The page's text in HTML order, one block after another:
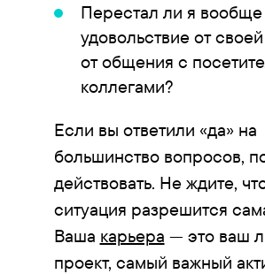
Перестал ли я вообще
удовольствие от
от общения с
коллегами?
Если вы ответили «да» на
большинство вопросов,
действовать. Не ждите,
ситуация разрешится
Ваша карьера — это ваш
проект, самый важный